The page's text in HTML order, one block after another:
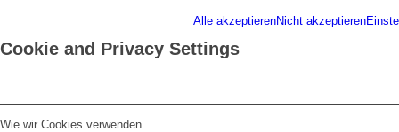
Alle akzeptierenNicht akzeptieren
Cookie and Privacy Settings
Wie wir Cookies verwenden